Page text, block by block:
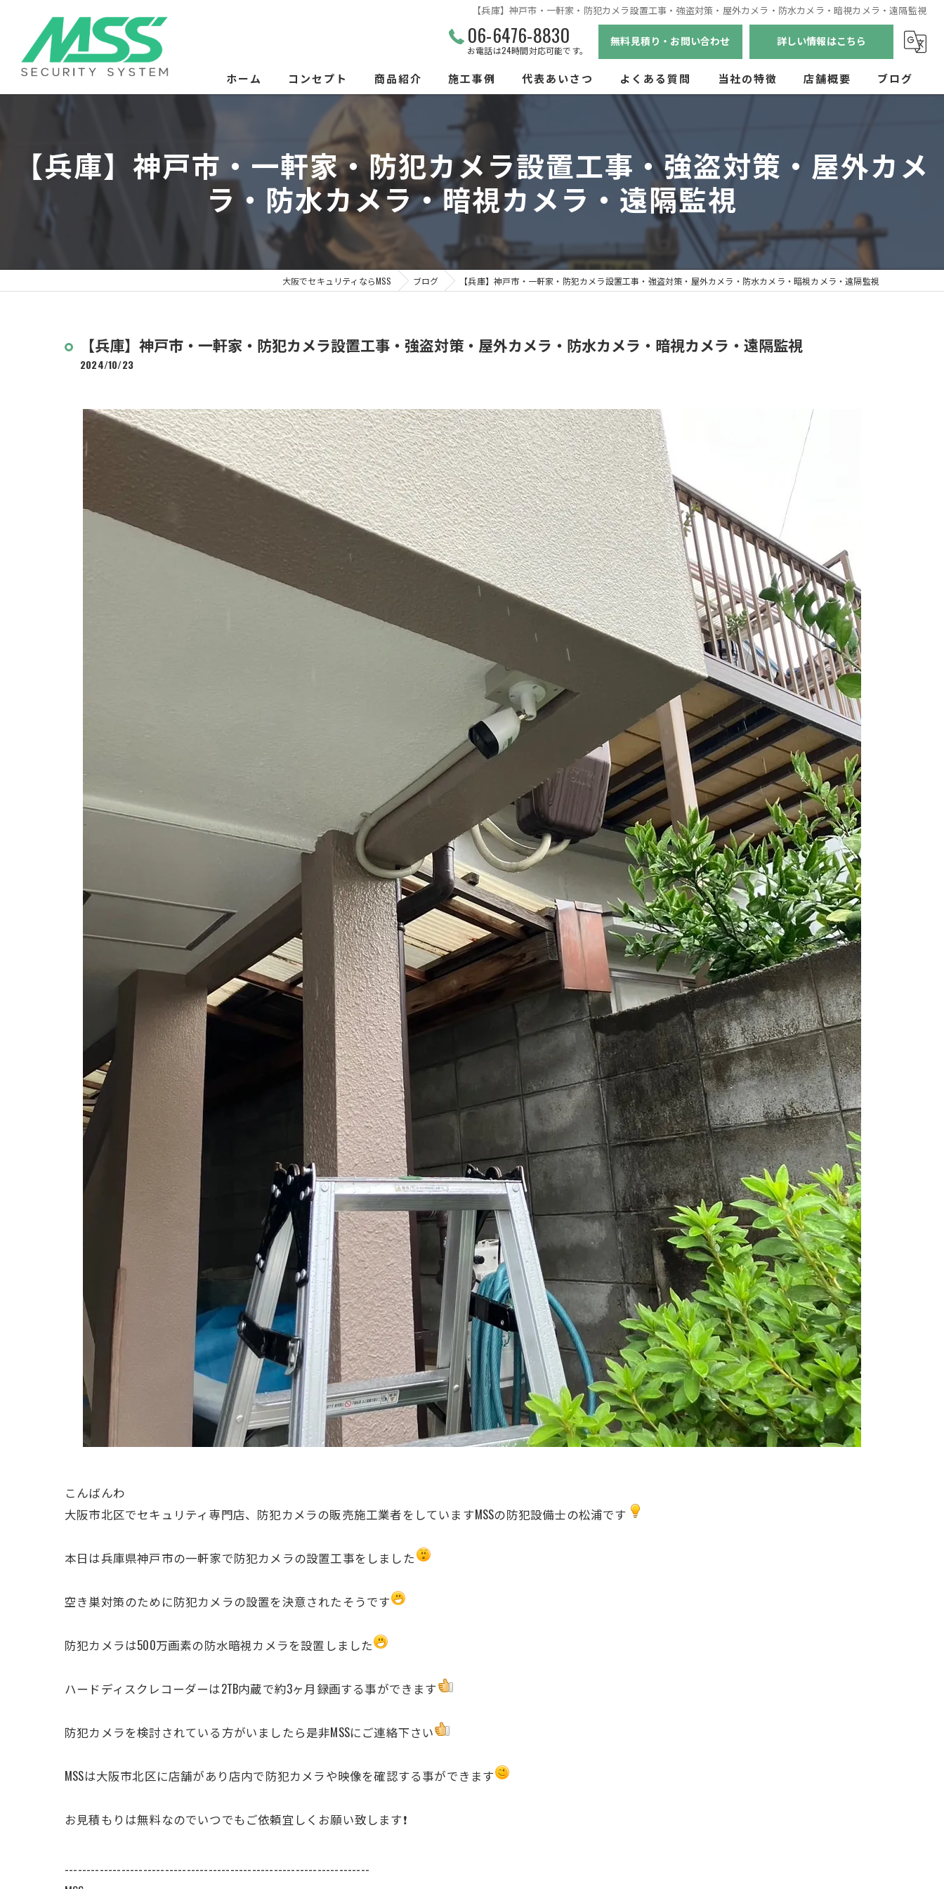
【兵庫】神戸市・一軒家・防犯カメラ設置工事・強盗対策・屋外カメラ・防水カメラ・暗視カメラ・遠隔監視
06-6476-8830
お電話は24時間対応可能です。
無料見積り・お問い合わせ 詳しい情報はこちら
ホーム コンセプト
サービス
商品紹介 施工事例 代表あいさつ よくある質問 当社の特徴
京都のセキュリティ
奈良のセキュリティ
滋賀のセキュリティ
和歌山のセキュリティ
店舗概要 ブログ
【兵庫】神戸市・一軒家・防犯カメラ設置工事・強盗対策・屋外カメ
ラ・防水カメラ・暗視カメラ・遠隔監視
大阪でセキュリティならMSS ブログ 【兵庫】神戸市・一軒家・防犯カメラ設置工事・強盗対策・屋外カメラ・防水カメラ・暗視カメラ・遠隔監視
【兵庫】神戸市・一軒家・防犯カメラ設置工事・強盗対策・屋外カメラ・防水カメラ・暗視カメラ・遠隔監視
2024/10/23
​こんばんわ
大阪市北区でセキュリティ専門店、防犯カメラの販売施工業者をしていますMSSの防犯設備士の松浦です
本日は兵庫県神戸市の一軒家で防犯カメラの設置工事をしました
空き巣対策のために防犯カメラの設置を決意されたそうです
防犯カメラは500万画素の防水暗視カメラを設置しました
ハードディスクレコーダーは2TB内蔵で約3ヶ月録画する事ができます
防犯カメラを検討されている方がいましたら是非MSSにご連絡下さい
MSSは大阪市北区に店舗があり店内で防犯カメラや映像を確認する事ができます
お見積もりは無料なのでいつでもご依頼宜しくお願い致します❗️
----------------------------------------------------------------------